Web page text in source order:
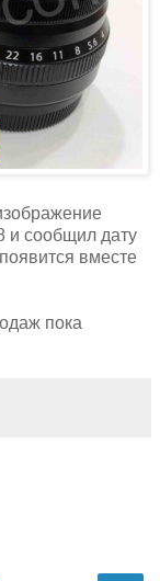
и сообщил дату
вместе
пока